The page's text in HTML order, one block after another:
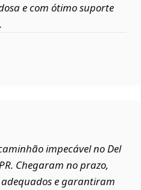
e com ótimo suporte
impecável no Del
Chegaram no prazo,
e garantiram